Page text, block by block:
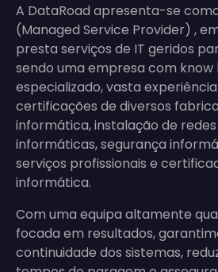
A DataRoad apresenta-se
(Managed Service Provider) ,
presta serviços de IT geridos
sendo uma empresa com know
especializado, vasta
certificações de diversos
informática, instalação de redes
informáticas, segurança
serviços profissionais e
informática.
Com uma equipa altamente
focada em resultados,
continuidade dos sistemas,